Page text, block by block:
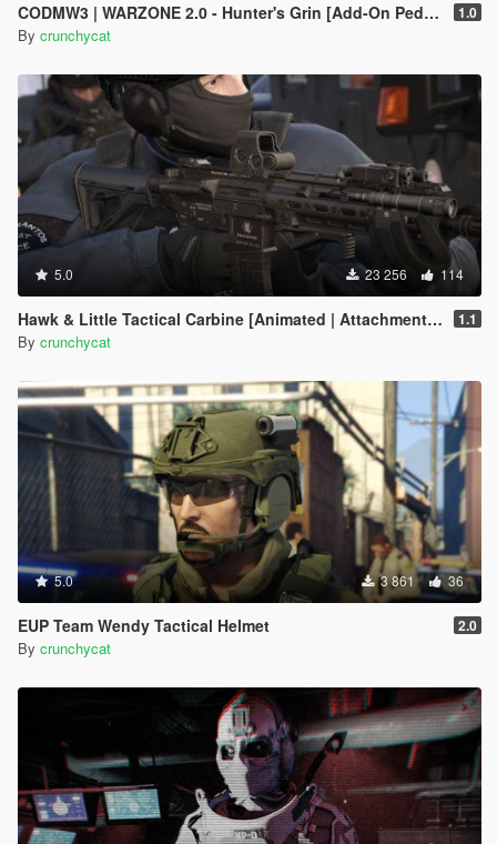
CODMW3 | WARZONE 2.0 - Hunter's Grin [Add-On Ped / Replace] 1.0
By crunchycat
5.0 23 256 114
Hawk & Little Tactical Carbine [Animated | Attachments | Tints] 1.1
By crunchycat
5.0 3 861 36
EUP Team Wendy Tactical Helmet 2.0
By crunchycat